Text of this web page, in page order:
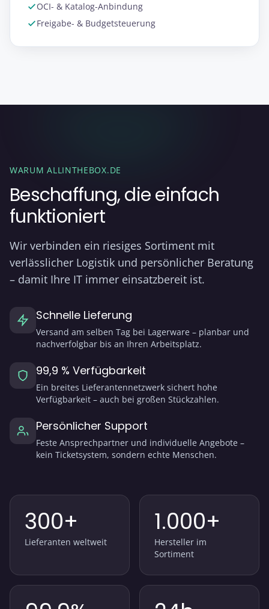
OCI- & Katalog-Anbindung
Freigabe- & Budgetsteuerung
WARUM ALLINTHEBOX.DE
Beschaffung, die einfach
funktioniert
Wir verbinden ein riesiges Sortiment mit
verlässlicher Logistik und persönlicher Beratung
– damit Ihre IT immer einsatzbereit ist.
Schnelle Lieferung
Versand am selben Tag bei Lagerware – planbar und
nachverfolgbar bis an Ihren Arbeitsplatz.
99,9 % Verfügbarkeit
Ein breites Lieferantennetzwerk sichert hohe
Verfügbarkeit – auch bei großen Stückzahlen.
Persönlicher Support
Feste Ansprechpartner und individuelle Angebote –
kein Ticketsystem, sondern echte Menschen.
300+
Lieferanten weltweit
1.000+
Hersteller im
Sortiment